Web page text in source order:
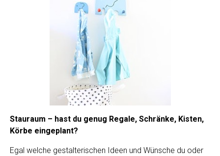
Stauraum – hast du genug Regale, Schränke, Kisten,
Körbe eingeplant?
Egal welche gestalterischen Ideen und Wünsche du oder